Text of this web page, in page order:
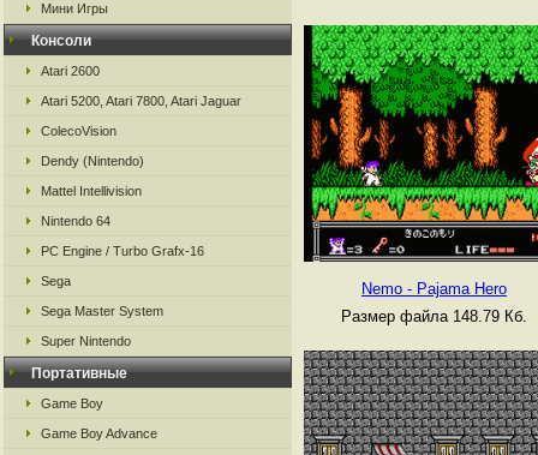
Мини Игры
Консоли
Atari 2600
Atari 5200, Atari 7800, Atari Jaguar
ColecoVision
Dendy (Nintendo)
Mattel Intellivision
Nintendo 64
PC Engine / Turbo Grafx-16
Sega
Sega Master System
Super Nintendo
Портативные
Game Boy
Game Boy Advance
Nemo - Pajama Hero
Размер файла 148.79 Кб.